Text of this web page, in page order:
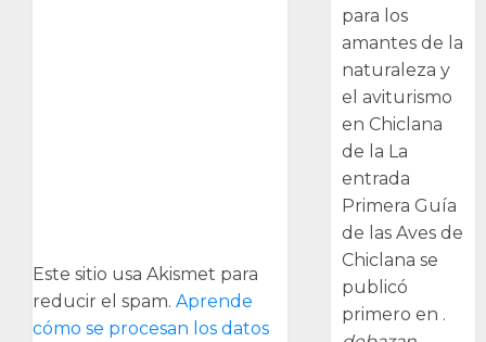
Este sitio usa Akismet para
reducir el spam. Aprende
cómo se procesan los datos
para los
amantes de la
naturaleza y
el aviturismo
en Chiclana
de la La
entrada
Primera Guía
de las Aves de
Chiclana se
publicó
primero en .